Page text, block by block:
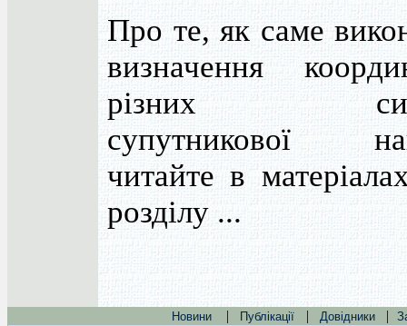
Про те, як саме
визначення
різних
супутникової
читайте в
розділу ...
Новини | Публікації | Довідники |